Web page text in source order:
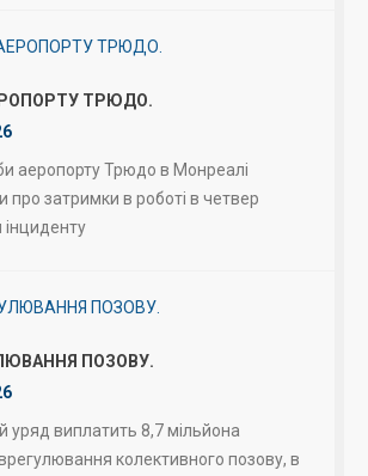
ТРЮДО.
аеропорту Трюдо в Монреалі
затримки в роботі в четвер
інциденту
ПОЗОВУ.
уряд виплатить 8,7 мільйона
колективного позову, в